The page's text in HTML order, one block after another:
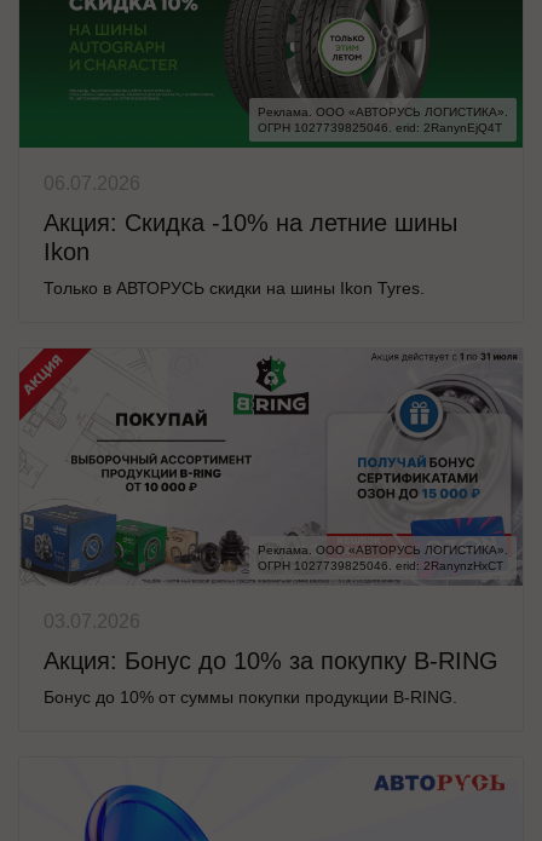
Реклама. ООО «АВТОРУСЬ ЛОГИСТИКА».
ОГРН 1027739825046. erid: 2RanynEjQ4T
06.07.2026
Акция: Скидка -10% на летние шины
Ikon
Только в АВТОРУСЬ скидки на шины Ikon Tyres.
Реклама. ООО «АВТОРУСЬ ЛОГИСТИКА».
ОГРН 1027739825046. erid: 2RanynzHxCT
03.07.2026
Акция: Бонус до 10% за покупку B-RING
Бонус до 10% от суммы покупки продукции B-RING.